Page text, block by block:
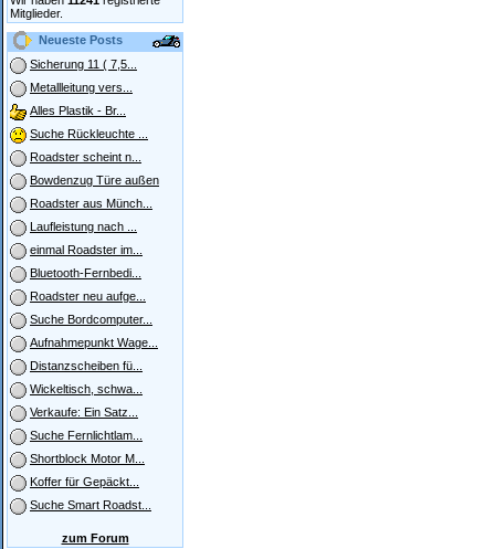
Mitglieder.
Neueste Posts
Sicherung 11 ( 7,5...
Metallleitung vers...
Alles Plastik - Br...
Suche Rückleuchte ...
Roadster scheint n...
Bowdenzug Türe außen
Roadster aus Münch...
Laufleistung nach ...
einmal Roadster im...
Bluetooth-Fernbedi...
Roadster neu aufge...
Suche Bordcomputer...
Aufnahmepunkt Wage...
Distanzscheiben fü...
Wickeltisch, schwa...
Verkaufe: Ein Satz...
Suche Fernlichtlam...
Shortblock Motor M...
Koffer für Gepäckt...
Suche Smart Roadst...
zum Forum